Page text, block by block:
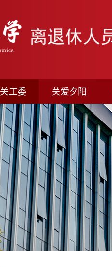
关工委 关爱夕阳